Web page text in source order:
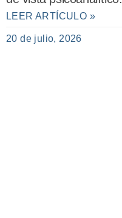
LEER ARTÍCULO »
20 de julio, 2026